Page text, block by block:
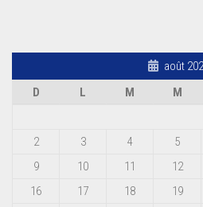
août
D
L M M
2
3 4 5
9
10 11 12
16
17 18 19